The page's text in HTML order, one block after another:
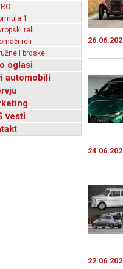
1
reli
reli
i brdske
oglasi
automobili
vesti